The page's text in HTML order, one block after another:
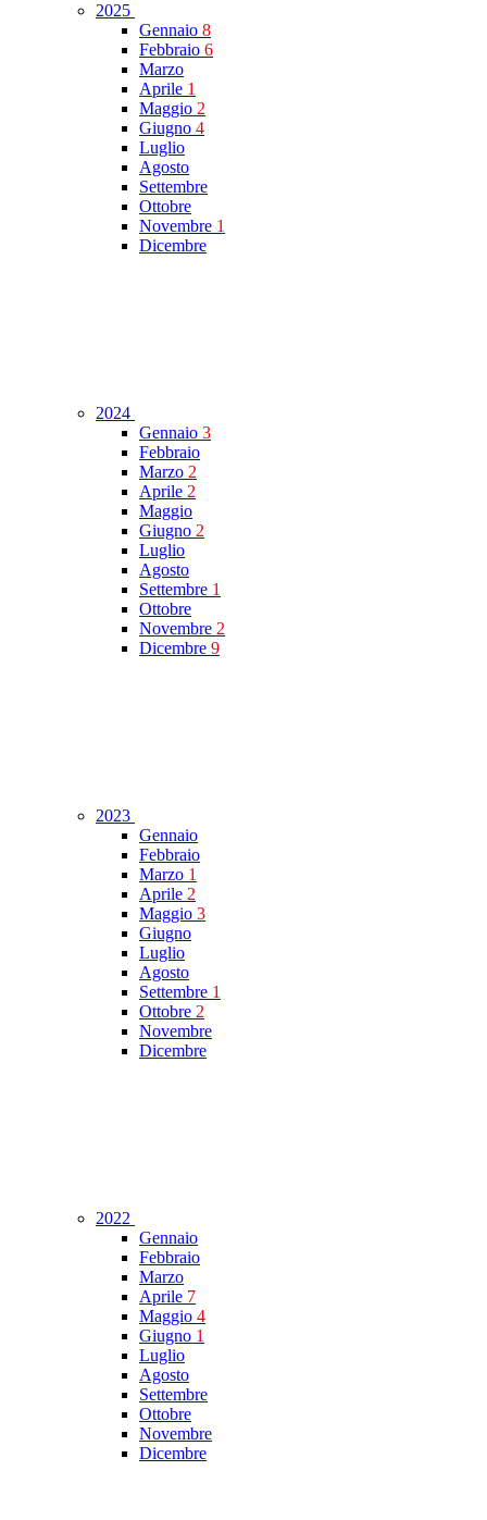
2025
Gennaio 8
Febbraio 6
Marzo
Aprile 1
Maggio 2
Giugno 4
Luglio
Agosto
Settembre
Ottobre
Novembre 1
Dicembre
2024
Gennaio 3
Febbraio
Marzo 2
Aprile 2
Maggio
Giugno 2
Luglio
Agosto
Settembre 1
Ottobre
Novembre 2
Dicembre 9
2023
Gennaio
Febbraio
Marzo 1
Aprile 2
Maggio 3
Giugno
Luglio
Agosto
Settembre 1
Ottobre 2
Novembre
Dicembre
2022
Gennaio
Febbraio
Marzo
Aprile 7
Maggio 4
Giugno 1
Luglio
Agosto
Settembre
Ottobre
Novembre
Dicembre